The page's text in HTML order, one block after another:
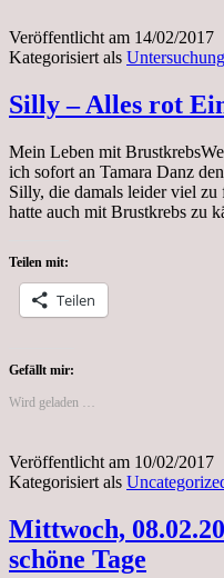
Veröffentlicht am 14/02/2017
Kategorisiert als
Silly – Alles rot
Mein Leben mit
ich sofort an Tamara Danz
Silly, die damals leider viel zu
hatte auch mit Brustkrebs zu
Teilen mit:
Teilen
Gefällt mir:
Wird geladen …
Veröffentlicht am 10/02/2017
Kategorisiert als
Mittwoch,
schöne Tage